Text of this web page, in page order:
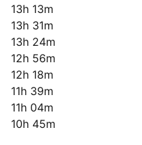
13h 13m
13h 31m
13h 24m
12h 56m
12h 18m
11h 39m
11h 04m
10h 45m